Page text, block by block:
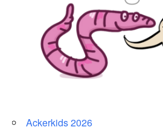
Ackerkids 2026